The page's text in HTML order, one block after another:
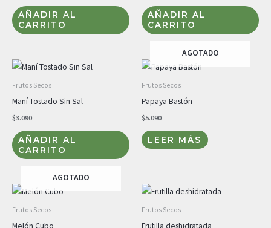
AÑADIR AL
CARRITO
AÑADIR AL
CARRITO
Frutos Secos
Maní Tostado Sin Sal
$3.090
AÑADIR AL
CARRITO
AGOTADO
Frutos Secos
Papaya Bastón
$5.090
LEER MÁS
AGOTADO
Frutos Secos Frutos Secos